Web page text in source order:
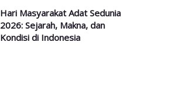
Hari Masyarakat Adat Sedunia
2026: Sejarah, Makna, dan
Kondisi di Indonesia